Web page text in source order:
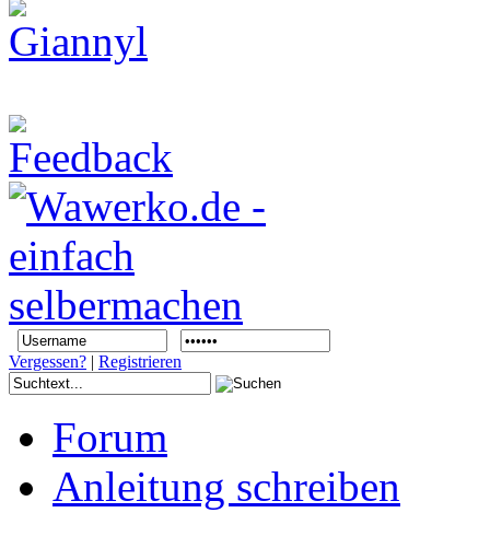
Vergessen? | Registrieren
Forum
Anleitung schreiben